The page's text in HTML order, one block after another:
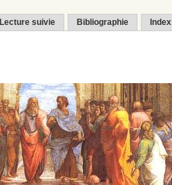
Lecture suivie Bibliographie Index